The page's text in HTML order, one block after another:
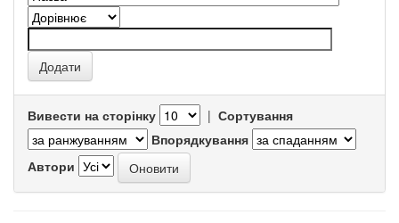
Вивести на сторінку | Сортування
Впорядкування
Автори